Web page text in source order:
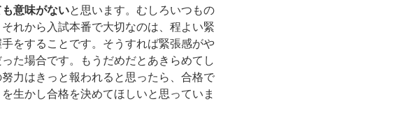
意味がないと思います。むしろいつもの
れから入試本番で大切なのは、程よい緊
をすることです。そうすれば緊張感がや
た場合です。もうだめだとあきらめてし
力はきっと報われると思ったら、合格で
生かし合格を決めてほしいと思っていま